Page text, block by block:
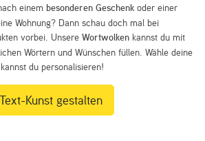
einem besonderen Geschenk oder einer
Wohnung? Dann schau doch mal bei
vorbei. UnsereWortwolken kannst du mit
Wörtern und Wünschen füllen. Wähle deine
du personalisieren!
Text-Kunst gestalten